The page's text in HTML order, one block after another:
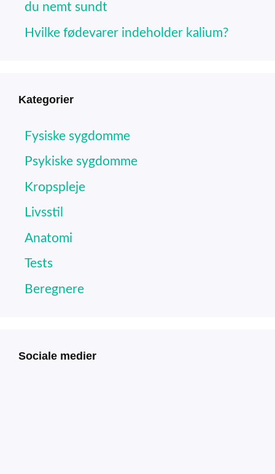
du nemt sundt
Hvilke fødevarer indeholder kalium?
Kategorier
Fysiske sygdomme
Psykiske sygdomme
Kropspleje
Livsstil
Anatomi
Tests
Beregnere
Sociale medier